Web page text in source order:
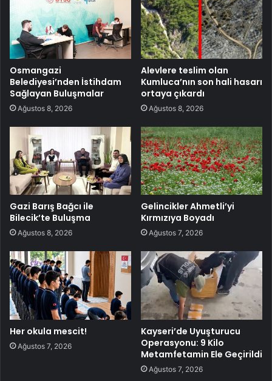
Osmangazi
Belediyesi’nden İstihdam
Sağlayan Buluşmalar
Ağustos 8, 2026
Alevlere teslim olan
Kumluca’nın son hali hasarı
ortaya çıkardı
Ağustos 8, 2026
Gazi Barış Bağcı ile
Bilecik’te Buluşma
Ağustos 8, 2026
Gelincikler Ahmetli’yi
Kırmızıya Boyadı
Ağustos 7, 2026
Her okula mescit!
Ağustos 7, 2026
Kayseri’de Uyuşturucu
Operasyonu: 9 Kilo
Metamfetamin Ele Geçirildi
Ağustos 7, 2026